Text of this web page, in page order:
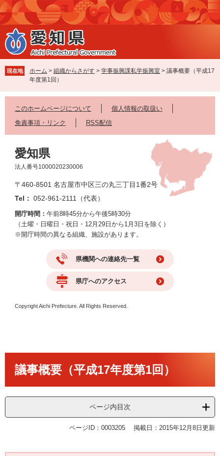
ペ
ー
ジ
の
先
で
す
メ
ニ
ュ
ー
を
ば
し
本
現在地 ホーム > 組織からさがす > 学事振興課私学振興室 > 議事概要（平成17
年度第1回）
議事概要（平成17年度第1回）
ページ内目次
ページID：0003205 掲載日：2015年12月8日更新
このホームページについて
個人情報の取扱い
免責事項・リンク
RSS配信
愛知県
法人番号1000020230006
〒460-8501 名古屋市中区三の丸三丁目1番2号
Tel： 052-961-2111（代表）
開庁時間： 午前8時45分から午後5時30分
（土曜・日曜日・祝日・12月29日から1月3日を除く）
※開庁時間の異なる組織、施設があります。
県機関への連絡先一覧
県庁へのアクセス
Copyright Aichi Prefecture. All Rights Reserved.